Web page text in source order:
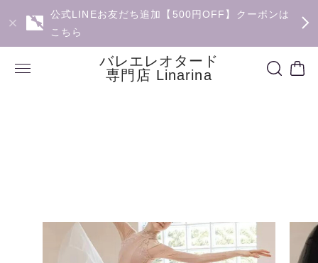
公式LINEお友だち追加【500円OFF】クーポンは
こちら
バレエレオタード
専門店 Linarina